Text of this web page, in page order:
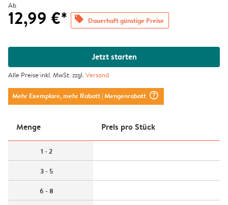
Ab
12,99 €* offers Dauerhaft günstige Preise
Jetzt starten
Alle Preise inkl. MwSt. zzgl.Versand
Mehr Exemplare, mehr Rabatt| Mengenrabatt question_mark_circle
Menge Preis pro Stück
1 - 2
3 - 5
6 - 8